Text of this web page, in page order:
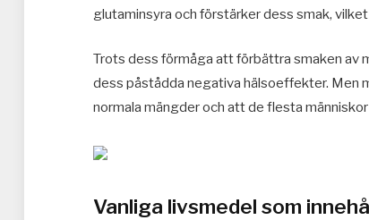
glutaminsyra och förstärker dess smak,
Trots dess förmåga att förbättra smaken av
dess påstådda negativa hälsoeffekter. Men
normala mängder och att de flesta
Vanliga livsmedel som